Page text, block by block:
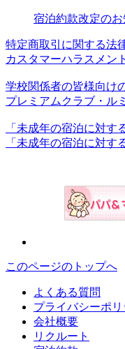
宿泊約款改定のお
特定商取引に関する法
カスタマーハラスメン
学校関係者の皆様向け
プレミアムクラブ・ル
「未成年の宿泊に対す
「未成年の宿泊に対す
このページのトップへ
よくある質問
プライバシーポリ
会社概要
リクルート